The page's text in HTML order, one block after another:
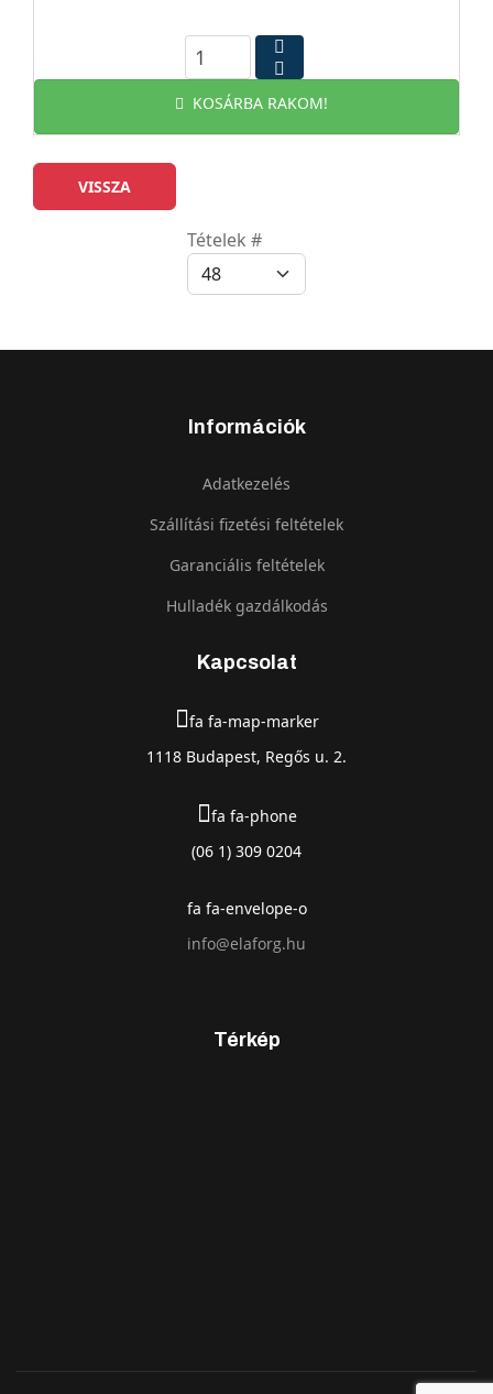
KOSÁRBA RAKOM!
Tételek #
Információk
Adatkezelés
Szállítási fizetési feltételek
Garanciális feltételek
Hulladék gazdálkodás
Kapcsolat
fa fa-map-marker
1118 Budapest, Regős u. 2.
fa fa-phone
(06 1) 309 0204
fa fa-envelope-o
info@elaforg.hu
Térkép